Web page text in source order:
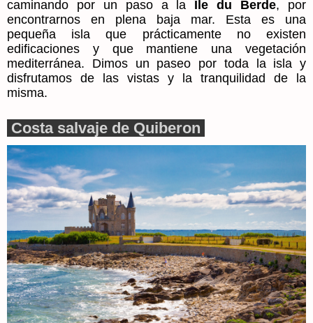
caminando por un paso a laÎle du Berde, por
encontrarnos en plena baja mar. Esta es una
pequeña isla que prácticamente no existen
edificaciones y que mantiene una vegetación
mediterránea. Dimos un paseo por toda la isla y
disfrutamos de las vistas y la tranquilidad de la
misma.
Costa salvaje de Quiberon